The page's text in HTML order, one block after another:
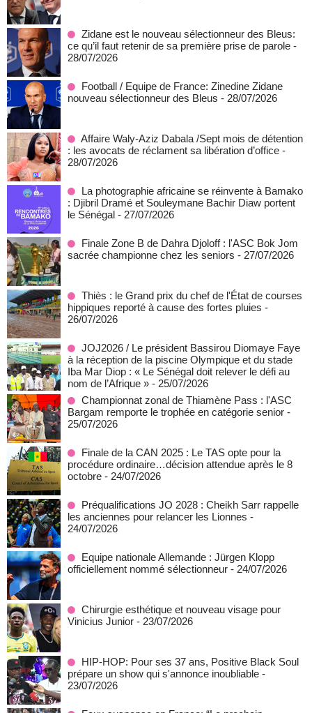
Zidane est le nouveau sélectionneur des Bleus:
ce qu’il faut retenir de sa première prise de parole -
28/07/2026
Football / Equipe de France: Zinedine Zidane
nouveau sélectionneur des Bleus - 28/07/2026
Affaire Waly-Aziz Dabala /Sept mois de détention
: les avocats de réclament sa libération d’office -
28/07/2026
La photographie africaine se réinvente à Bamako
: Djibril Dramé et Souleymane Bachir Diaw portent
le Sénégal - 27/07/2026
Finale Zone B de Dahra Djoloff : l'ASC Bok Jom
sacrée championne chez les seniors - 27/07/2026
Thiès : le Grand prix du chef de l'État de courses
hippiques reporté à cause des fortes pluies -
26/07/2026
JOJ2026 / Le président Bassirou Diomaye Faye
à la réception de la piscine Olympique et du stade
Iba Mar Diop : « Le Sénégal doit relever le défi au
nom de l’Afrique » - 25/07/2026
Championnat zonal de Thiamène Pass : l'ASC
Bargam remporte le trophée en catégorie senior -
25/07/2026
Finale de la CAN 2025 : Le TAS opte pour la
procédure ordinaire…décision attendue après le 8
octobre - 24/07/2026
Préqualifications JO 2028 : Cheikh Sarr rappelle
les anciennes pour relancer les Lionnes -
24/07/2026
Equipe nationale Allemande : Jürgen Klopp
officiellement nommé sélectionneur - 24/07/2026
Chirurgie esthétique et nouveau visage pour
Vinicius Junior - 23/07/2026
HIP-HOP: Pour ses 37 ans, Positive Black Soul
prépare un show qui s'annonce inoubliable -
23/07/2026